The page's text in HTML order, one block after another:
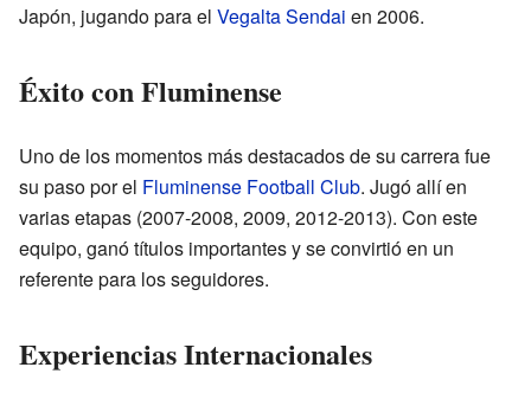
Japón, jugando para el Vegalta Sendai en 2006.
Éxito con Fluminense
Uno de los momentos más destacados de su carrera fue
su paso por el Fluminense Football Club. Jugó allí en
varias etapas (2007-2008, 2009, 2012-2013). Con este
equipo, ganó títulos importantes y se convirtió en un
referente para los seguidores.
Experiencias Internacionales